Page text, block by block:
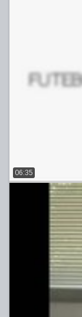
06:35